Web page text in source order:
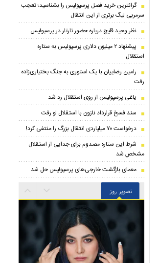
گرانترین خرید فصل پرسپولیس را بشناسید؛ تعجب
سرمربی لیگ برتری از این انتقال
نظر وحید قلیچ درباره حضور تارتار در پرسپولیس
پیشنهاد ۲ میلیون دلاری پرسپولیس به ستاره
استقلال
رامین رضاییان با یک استوری به جنگ بختیاری‌زاده
رفت
یاغی پرسپولیس از روی استقلال رد شد
سند فسخ قرارداد نازون با استقلال لو رفت
درخواست ۷۰ میلیاردی انتقال بزرگ را منتفی کرد!
شرط این ستاره مصدوم برای جدایی از استقلال
مشخص شد
معمای بازگشت خارجی‌های پرسپولیس حل شد
تصویر روز